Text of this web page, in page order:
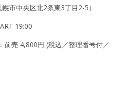
市中央区北2条東3丁目2-5）
19:00
前売 4,800円 (税込／整理番号付／